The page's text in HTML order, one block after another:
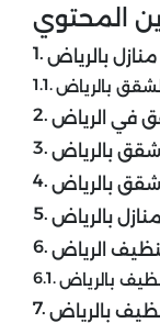
المحتوي
بالرياض
بالرياض
في الرياض
بالرياض
بالرياض
بالرياض
الرياض
بالرياض
بالرياض